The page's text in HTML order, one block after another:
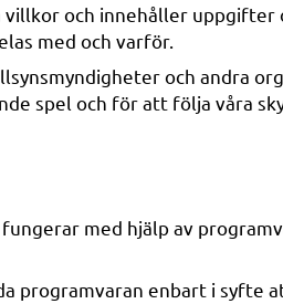
och innehåller uppgifter
med och varför.
och andra
spel och för att följa våra
med hjälp av
programvaran enbart i syfte